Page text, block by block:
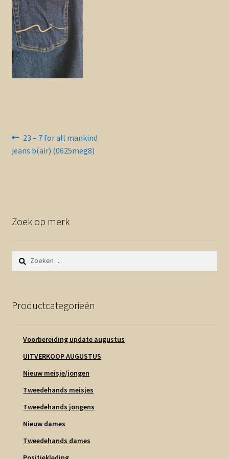
Contact en nieuwsbrief
Bericht
navigatie
Vorig
bericht:
23 – 7 for all mankind
jeans b(air) (0625meg8)
Zoek op merk
Zoeken
naar:
Productcategorieën
Voorbereiding update augustus
UITVERKOOP AUGUSTUS
Nieuw meisje/jongen
Tweedehands meisjes
Tweedehands jongens
Nieuw dames
Tweedehands dames